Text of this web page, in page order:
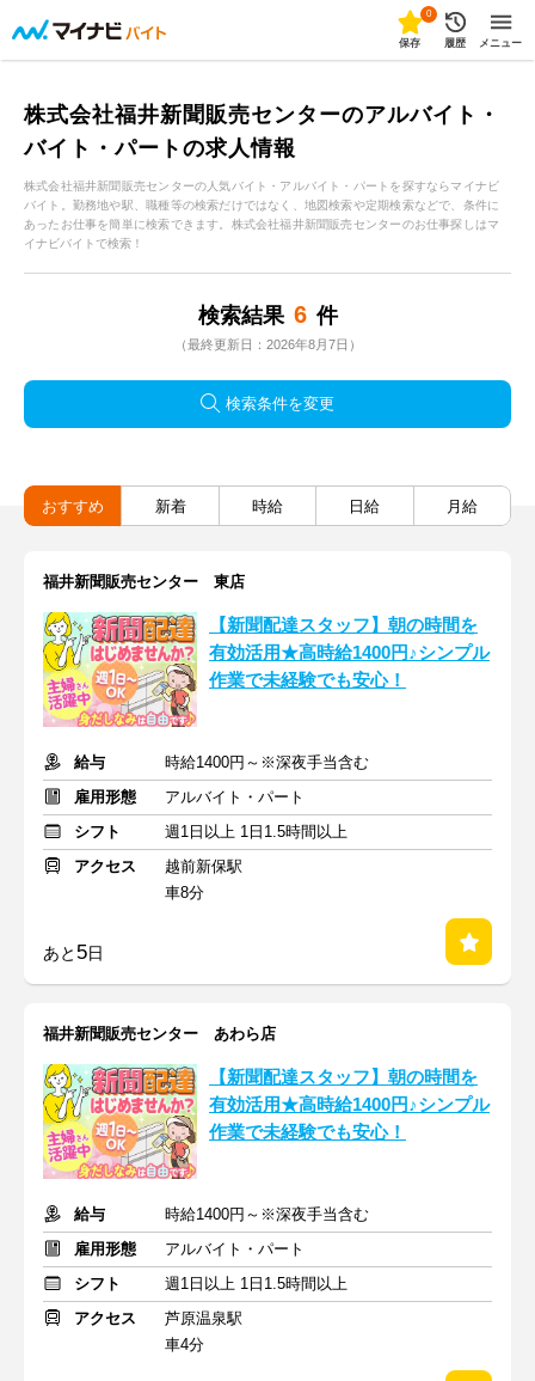
0
保存 履歴 メニュー
株式会社福井新聞販売センターのアルバイト・
バイト・パートの求人情報
株式会社福井新聞販売センターの人気バイト・アルバイト・パートを探すならマイナビ
バイト。勤務地や駅、職種等の検索だけではなく、地図検索や定期検索などで、条件に
あったお仕事を簡単に検索できます。株式会社福井新聞販売センターのお仕事探しはマ
イナビバイトで検索！
検索結果 6 件
（最終更新日：2026年8月7日）
検索条件を変更
おすすめ 新着 時給 日給 月給
福井新聞販売センター 東店
【新聞配達スタッフ】朝の時間を
有効活用★高時給1400円♪シンプル
作業で未経験でも安心！
給与
時給1400円～※深夜手当含む
雇用形態
アルバイト・パート
シフト
週1日以上 1日1.5時間以上
アクセス
越前新保駅
車8分
あと 5日
福井新聞販売センター あわら店
【新聞配達スタッフ】朝の時間を
有効活用★高時給1400円♪シンプル
作業で未経験でも安心！
給与
時給1400円～※深夜手当含む
雇用形態
アルバイト・パート
シフト
週1日以上 1日1.5時間以上
アクセス
芦原温泉駅
車4分